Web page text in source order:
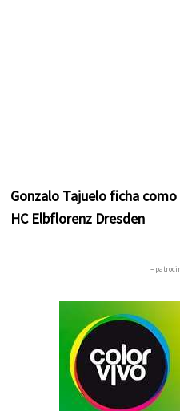
Gonzalo Tajuelo ficha
HC Elbflorenz Dresden
–